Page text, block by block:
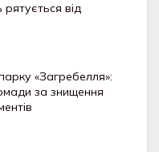
від
«Загребелля»:
за знищення